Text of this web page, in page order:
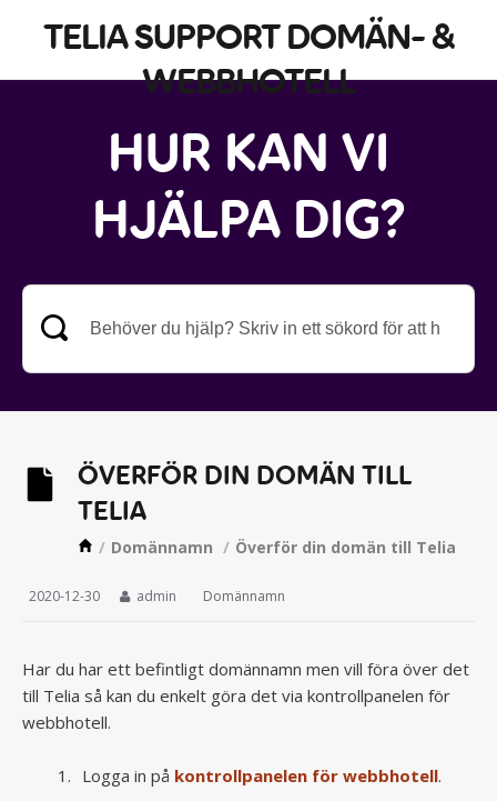
TELIA SUPPORT DOMÄN- &
WEBBHOTELL
HUR KAN VI
HJÄLPA DIG?
ÖVERFÖR DIN DOMÄN TILL
TELIA
/ Domännamn / Överför din domän till Telia
2020-12-30 admin Domännamn
Har du har ett befintligt domännamn men vill föra över det
till Telia så kan du enkelt göra det via kontrollpanelen för
webbhotell.
Logga in på kontrollpanelen för webbhotell.